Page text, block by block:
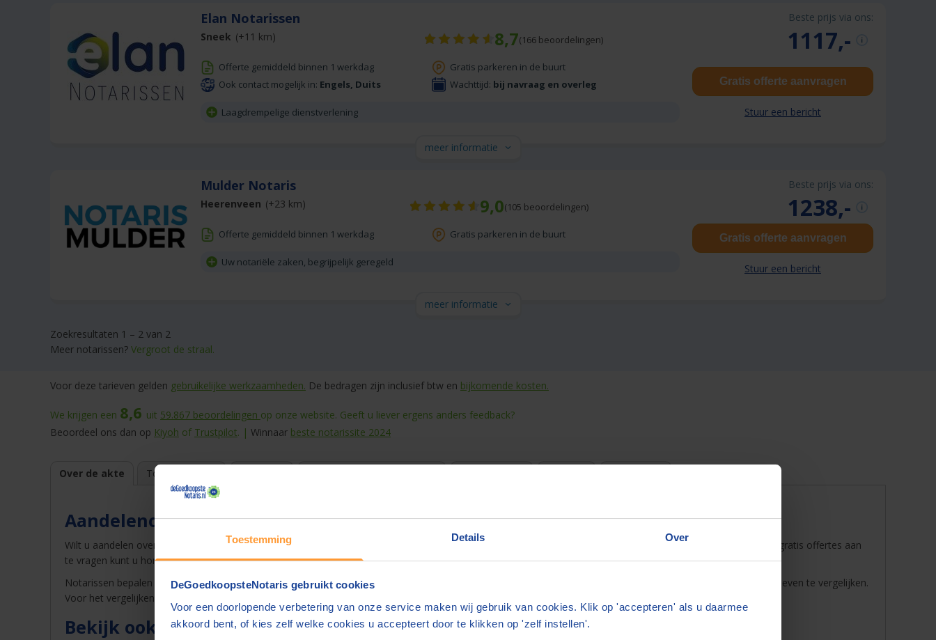
Toestemming Details Over
DeGoedkoopsteNotaris gebruikt cookies
Voor een doorlopende verbetering van onze service maken wij gebruik van cookies. Klik op 'accepteren' als u daarmee
akkoord bent, of kies zelf welke cookies u accepteert door te klikken op 'zelf instellen'.
Beste prijs via ons:
1117,-
Elan Notarissen
8,7(166beoordelingen)
Sneek (+11 km)
Offerte gemiddeld binnen 1 werkdag
Gratis parkeren in de buurt
Ook contact mogelijk in: Engels, Duits Wachttijd: bij navraag en overleg
Laagdrempelige dienstverlening
Gratis offerte aanvragen
Stuur een bericht
meer informatie
Beste prijs via ons:
1238,-
Mulder Notaris
9,0(105 beoordelingen)
Heerenveen (+23 km)
Offerte gemiddeld binnen 1 werkdag Gratis parkeren in de buurt
Uw notariële zaken, begrijpelijk geregeld
Gratis offerte aanvragen
Stuur een bericht
meer informatie
Zoekresultaten 1 – 2 van 2
Meer notarissen? Vergroot de straal.
Voor deze tarieven gelden gebruikelijke werkzaamheden. De bedragen zijn inclusief btw en bijkomende kosten.
We krijgen een 8,6 uit 59.867 beoordelingen op onze website. Geeft u liever ergens anders feedback?
Beoordeel ons dan op Kiyoh of Trustpilot. | Winnaar beste notarissite 2024
Over de akte
Aandelenoverdracht
Wilt u aandelen overdragen? Op DeGoedkoopsteNotaris.nl vindt u snel en eenvoudig de beste en goedkoopste
bij u in de buurt! Door te vergelijken en gratis offertes aan
te vragen kunt u honderden euro's besparen!
Notarissen bepalen zelf de tarieven voor deze akte. Dat is de reden dat de prijzen zo uiteenlopen en wij het belangrijk vinden dat u de mogelijkheid herft de tarieven te vergelijken.
Voor het vergelijken vult u uw postcode of woonplaats in en de gewenste akte.U kan maximaal 4 gratis offertes per maand aanvragen.
Bekijk ook de beoordelingen
Top 10 tarieven